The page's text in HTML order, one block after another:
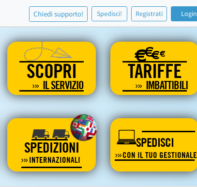
Chiedi supporto! Spedisci! Registrati Login
SCOPRI
IL SERVIZIO
€€€€
TARIFFE
IMBATTIBILI
SPEDIZIONI
INTERNAZIONALI
SPEDISCI
CON IL TUO GESTIONALE